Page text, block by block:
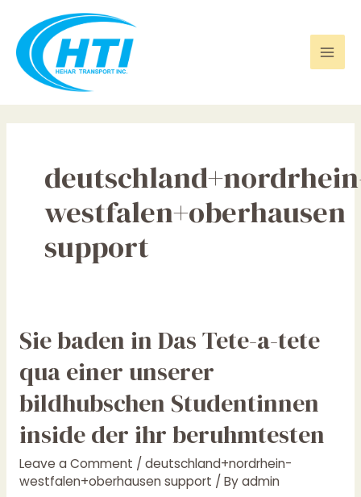
content
westfalen+oberhausen
support
Sie baden in Das Tete-a-tete
qua einer unserer
bildhubschen Studentinnen
inside der ihr beruhmtesten
Leave a Comment / deutschland+nordrhein-
westfalen+oberhausen support / Byadmin
Sie
baden
in
Das
Tete-
a-
tete
qua
einer